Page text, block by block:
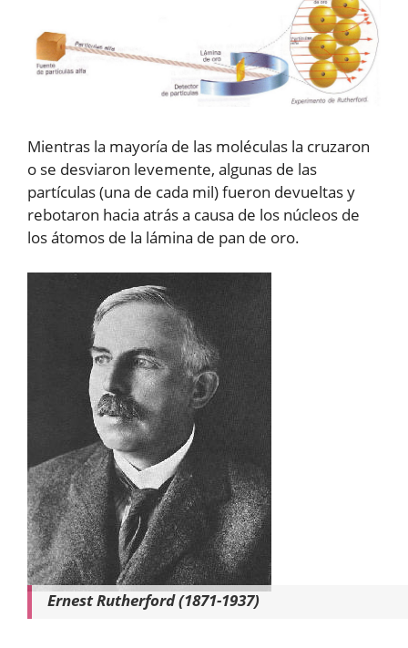
Mientras la mayoría de las moléculas la cruzaron
o se desviaron levemente, algunas de las
partículas (una de cada mil) fueron devueltas y
rebotaron hacia atrás a causa de los núcleos de
los átomos de la lámina de pan de oro.
Ernest Rutherford (1871-1937)